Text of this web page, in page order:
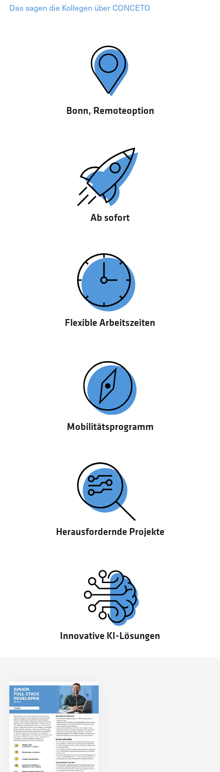
Das sagen die Kollegen über CONCETO
Bonn, Remoteoption
Ab sofort
Flexible Arbeitszeiten
Mobilitätsprogramm
Herausfordernde Projekte
Innovative KI-Lösungen